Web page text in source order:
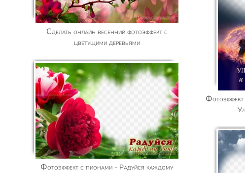
Сделать онлайн весенний фотоэффект с
цветущими деревьями
Фотоэффект на фоне рассвета с надписью -
Фотоэффект с пионами - Радуйся каждому